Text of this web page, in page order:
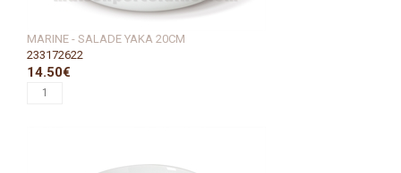
MARINE - SALADE YAKA 20CM
233172622
14.50€